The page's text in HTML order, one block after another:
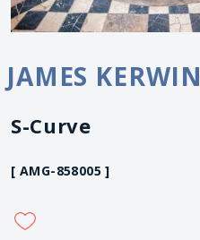
JAMES KERWIN
S-Curve
[ AMG-858005 ]